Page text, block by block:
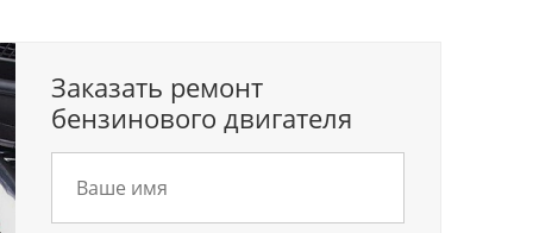
Заказать ремонт
бензинового двигателя